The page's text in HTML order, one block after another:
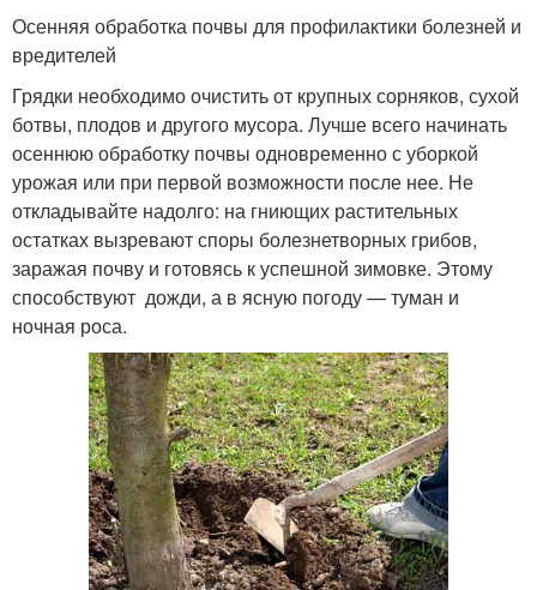
Осенняя обработка почвы для профилактики болезней и
вредителей
Грядки необходимо очистить от крупных сорняков, сухой
ботвы, плодов и другого мусора. Лучше всего начинать
осеннюю обработку почвы одновременно с уборкой
урожая или при первой возможности после нее. Не
откладывайте надолго: на гниющих растительных
остатках вызревают споры болезнетворных грибов,
заражая почву и готовясь к успешной зимовке. Этому
способствуют дожди, а в ясную погоду — туман и
ночная роса.